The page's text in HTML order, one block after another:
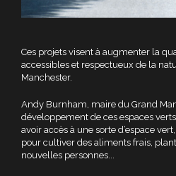
Ces projets visent à augmenter la
accessibles et respectueux de la
Manchester.
Andy Burnham, maire du Grand
développement de ces espaces
avoir accès à une sorte d’espace vert,
pour cultiver des aliments frais,
nouvelles personnes...